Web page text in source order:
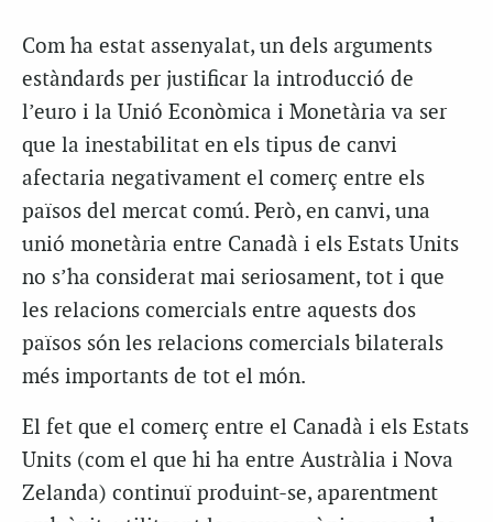
Com ha estat assenyalat, un dels arguments
estàndards per justificar la introducció de
l’euro i la Unió Econòmica i Monetària va ser
que la inestabilitat en els tipus de canvi
afectaria negativament el comerç entre els
països del mercat comú. Però, en canvi, una
unió monetària entre Canadà i els Estats Units
no s’ha considerat mai seriosament, tot i que
les relacions comercials entre aquests dos
països són les relacions comercials bilaterals
més importants de tot el món.
El fet que el comerç entre el Canadà i els Estats
Units (com el que hi ha entre Austràlia i Nova
Zelanda) continuï produint-se, aparentment